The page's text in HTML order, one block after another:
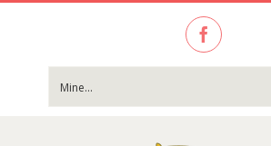
Facebook
Mine...